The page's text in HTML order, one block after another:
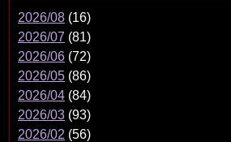
2026/08 (16)
2026/07 (81)
2026/06 (72)
2026/05 (86)
2026/04 (84)
2026/03 (93)
2026/02 (56)